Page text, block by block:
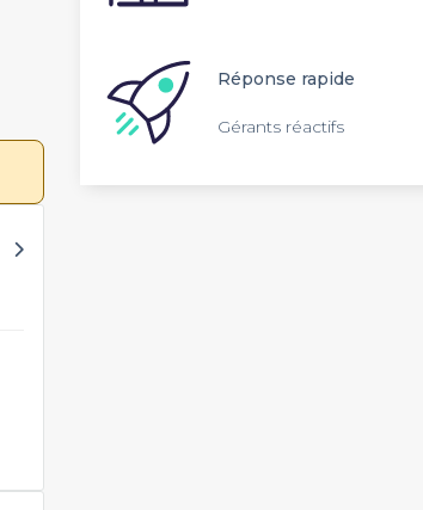
Réponse rapide
Gérants réactifs